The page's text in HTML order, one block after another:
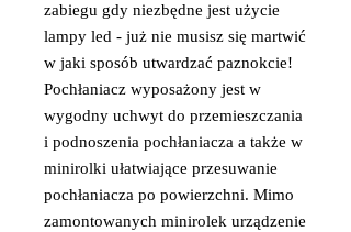
zabiegu gdy niezbędne jest użycie
lampy led - już nie musisz się martwić
w jaki sposób utwardzać paznokcie!
Pochłaniacz wyposażony jest w
wygodny uchwyt do przemieszczania
i podnoszenia pochłaniacza a także w
minirolki ułatwiające przesuwanie
pochłaniacza po powierzchni. Mimo
zamontowanych minirolek urządzenie